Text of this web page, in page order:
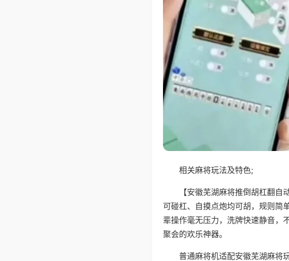
相关麻将玩法及特色;
【安徽芜湖麻将推倒胡杠翻自
可碰杠、自摸点炮均可胡，规则简
辈操作毫无压力，洗牌快速静音，
聚会的欢乐神器。
普通麻将机适配安徽芜湖麻将